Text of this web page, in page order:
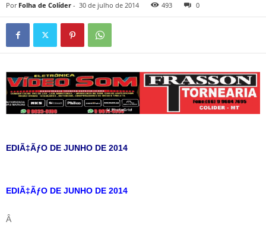
Por Folha de Colíder - 30 de julho de 2014 493 0
EDIÃ‡ÃƒO DE JUNHO DE 2014
EDIÃ‡ÃƒO DE JUNHO DE 2014
Â